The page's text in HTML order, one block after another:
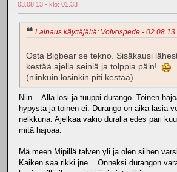
03.08.13 - klo: 01.33
Lainaus käyttäjältä: Volvospede - 02.08.13
Osta Bigbear se tekno. Sisäkausi
kestää ajella seiniä ja tolppia päin!
(niinkuin losinkin piti kestää)
Niin... Alla losi ja tuuppi durango. Toinen
hypystä ja toinen ei. Durango on aika lasia
nelkkuna. Ajelkaa vakio duralla edes pari
mitä hajoaa.
Mä meen Mipillä talven yli ja olen siihen
Kaiken saa rikki jne... Onneksi durangon